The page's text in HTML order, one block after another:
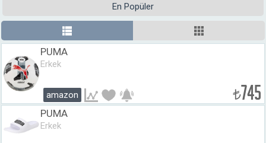
En Popüler
PUMA
Erkek
amazon ₺745
PUMA
Erkek